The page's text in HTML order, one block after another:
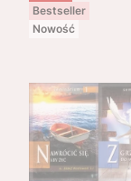
Bestseller
Nowość